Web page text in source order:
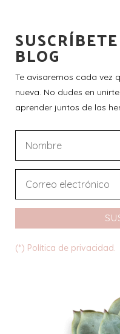
BLOG
Te avisaremos cada vez
nueva. No dudes en
aprender juntos de las
(*) Política de privacidad.